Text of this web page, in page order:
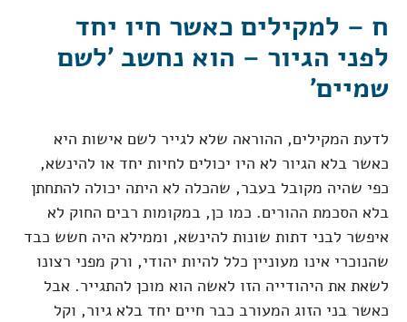
ח – למקילים כאשר חיו יחד
לפני הגיור – הוא נחשב 'לשם
שמיים'
לדעת המקילים, ההוראה שלא לגייר לשם אישות היא
כאשר בלא הגיור לא היו יכולים לחיות יחד או להינשא,
כפי שהיה מקובל בעבר, שהכלה לא היתה יכולה להתחתן
בלא הסכמת ההורים. כמו כן, במקומות רבים החוק לא
איפשר לבני דתות שונות להינשא, וממילא היה חשש כבד
שהנוכרי אינו מעוניין כלל להיות יהודי, ורק מפני רצונו
לשאת את היהודייה הזו לאשה הוא מוכן להתגייר. אבל
כאשר בני הזוג המעורב כבר חיים יחד בלא גיור, וקל